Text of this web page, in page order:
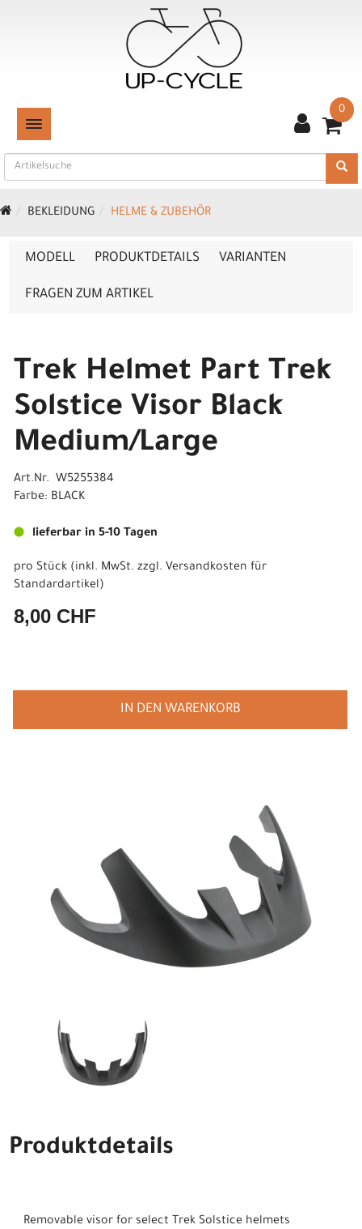
TOGGLE NAVIGATION
0
BEKLEIDUNG HELME & ZUBEHÖR
MODELL PRODUKTDETAILS VARIANTEN
FRAGEN ZUM ARTIKEL
Trek Helmet Part Trek
Solstice Visor Black
Medium/Large
Art.Nr. W5255384
Farbe: BLACK
lieferbar in 5-10 Tagen
pro Stück (inkl. MwSt. zzgl. Versandkosten für
Standardartikel)
8,00 CHF
IN DEN WARENKORB
Produktdetails
Removable visor for select Trek Solstice helmets